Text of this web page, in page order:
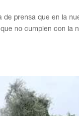
prensa que en la
no cumplen con la